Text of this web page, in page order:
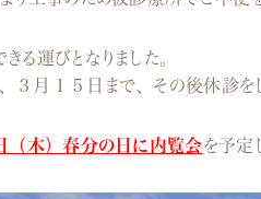
る運びとなりました。
３月１５日まで、その後休診を
（木）春分の日に内覧会を予定